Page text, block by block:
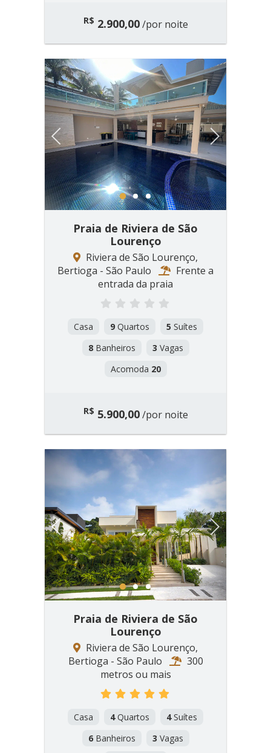
R$ 2.900,00/por noite
Previous Next
1 2 3
Praia de Riviera de São
Lourenço
Riviera de São Lourenço,
Bertioga - São Paulo
Frente a
entrada da praia
Casa 9 Quartos 5 Suítes
8Banheiros 3 Vagas
Acomoda 20
R$ 5.900,00/por noite
Previous Next
1 2 3
Praia de Riviera de São
Lourenço
Riviera de São Lourenço,
Bertioga - São Paulo
300
metros ou mais
Casa 4Quartos 4Suítes
6Banheiros 3 Vagas